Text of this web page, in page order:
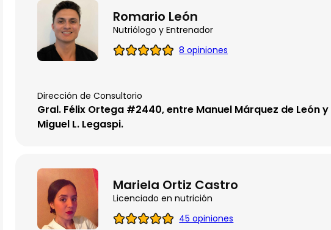
Romario León
Nutriólogo y Entrenador
8 opiniones
Dirección de Consultorio
Gral. Félix Ortega #2440, entre Manuel Márquez de León y
Miguel L. Legaspi.
Mariela Ortiz Castro
Licenciado en nutrición
45 opiniones